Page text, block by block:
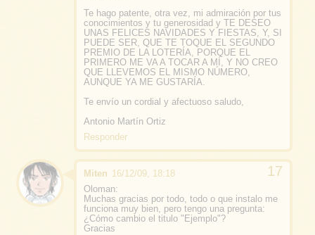
Te hago patente, otra vez, mi admiración por tus
conocimientos y tu generosidad y TE DESEO
UNAS FELICES NAVIDADES Y FIESTAS, Y, SI
PUEDE SER, QUE TE TOQUE EL SEGUNDO
PREMIO DE LA LOTERÍA, PORQUE EL
PRIMERO ME VA A TOCAR A MÍ, Y NO CREO
QUE LLEVEMOS EL MISMO NÚMERO,
AUNQUE YA ME GUSTARÍA.
Te envío un cordial y afectuoso saludo,
Antonio Martín Ortiz
Responder
Miten 16/12/09, 18:18
Oloman:
Muchas gracias por todo, todo o que instalo me
funciona muy bien, pero tengo una pregunta:
¿Cómo cambio el titulo "Ejemplo"?
Gracias